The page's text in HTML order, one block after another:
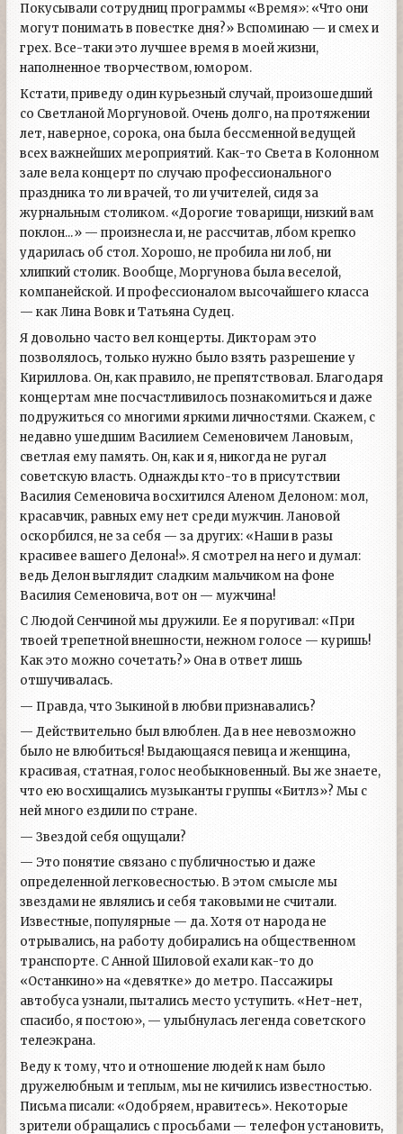
Покусывали сотрудниц программы «Время»: «Что они
могут понимать в повестке дня?» Вспоминаю — и смех и
грех. Все-таки это лучшее время в моей жизни,
наполненное творчеством, юмором.
Кстати, приведу один курьезный случай, произошедший
со Светланой Моргуновой. Очень долго, на протяжении
лет, наверное, сорока, она была бессменной ведущей
всех важнейших мероприятий. Как-то Света в Колонном
зале вела концерт по случаю профессионального
праздника то ли врачей, то ли учителей, сидя за
журнальным столиком. «Дорогие товарищи, низкий вам
поклон...» — произнесла и, не рассчитав, лбом крепко
ударилась об стол. Хорошо, не пробила ни лоб, ни
хлипкий столик. Вообще, Моргунова была веселой,
компанейской. И профессионалом высочайшего класса
— как Лина Вовк и Татьяна Судец.
Я довольно часто вел концерты. Дикторам это
позволялось, только нужно было взять разрешение у
Кириллова. Он, как правило, не препятствовал. Благодаря
концертам мне посчастливилось познакомиться и даже
подружиться со многими яркими личностями. Скажем, с
недавно ушедшим Василием Семеновичем Лановым,
светлая ему память. Он, как и я, никогда не ругал
советскую власть. Однажды кто-то в присутствии
Василия Семеновича восхитился Аленом Делоном: мол,
красавчик, равных ему нет среди мужчин. Лановой
оскорбился, не за себя — за других: «Наши в разы
красивее вашего Делона!». Я смотрел на него и думал:
ведь Делон выглядит сладким мальчиком на фоне
Василия Семеновича, вот он — мужчина!
С Людой Сенчиной мы дружили. Ее я поругивал: «При
твоей трепетной внешности, нежном голосе — куришь!
Как это можно сочетать?» Она в ответ лишь
отшучивалась.
— Правда, что Зыкиной в любви признавались?
— Действительно был влюблен. Да в нее невозможно
было не влюбиться! Выдающаяся певица и женщина,
красивая, статная, голос необыкновенный. Вы же знаете,
что ею восхищались музыканты группы «Битлз»? Мы с
ней много ездили по стране.
— Звездой себя ощущали?
— Это понятие связано с публичностью и даже
определенной легковесностью. В этом смысле мы
звездами не являлись и себя таковыми не считали.
Известные, популярные — да. Хотя от народа не
отрывались, на работу добирались на общественном
транспорте. С Анной Шиловой ехали как-то до
«Останкино» на «девятке» до метро. Пассажиры
автобуса узнали, пытались место уступить. «Нет-нет,
спасибо, я постою», — улыбнулась легенда советского
телеэкрана.
Веду к тому, что и отношение людей к нам было
дружелюбным и теплым, мы не кичились известностью.
Письма писали: «Одобряем, нравитесь». Некоторые
зрители обращались с просьбами — телефон установить,